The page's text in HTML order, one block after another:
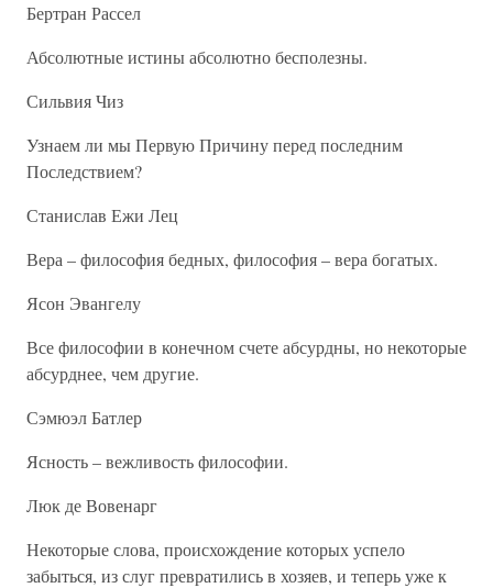
Бертран Рассел
Абсолютные истины абсолютно бесполезны.
Сильвия Чиз
Узнаем ли мы Первую Причину перед последним
Последствием?
Станислав Ежи Лец
Вера – философия бедных, философия – вера богатых.
Ясон Эвангелу
Все философии в конечном счете абсурдны, но некоторые
абсурднее, чем другие.
Сэмюэл Батлер
Ясность – вежливость философии.
Люк де Вовенарг
Некоторые слова, происхождение которых успело
забыться, из слуг превратились в хозяев, и теперь уже к